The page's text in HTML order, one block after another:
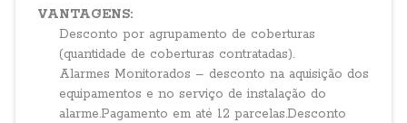
VANTAGENS:
Desconto por agrupamento de coberturas
(quantidade de coberturas contratadas).
Alarmes Monitorados – desconto na aquisição dos
equipamentos e no serviço de instalação do
alarme.Pagamento em até 12 parcelas.Desconto